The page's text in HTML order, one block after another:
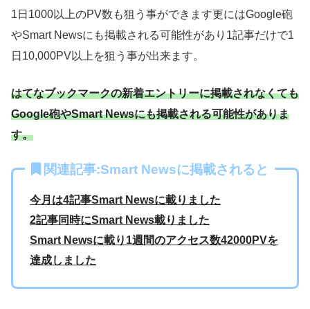
1日1000以上のPV数も狙う事ができます更にはGoogle砲
やSmart Newsにも掲載される可能性があり1記事だけで1
日10,000PV以上を狙う事が出来ます。
はてなブックマークの新着エントリーに掲載されなくても
Google砲やSmart Newsにも掲載される可能性がありま
す。
関連記事:Smart Newsに掲載されると
今月は4記事Smart Newsに載りました
2記事同時にSmart News載りました
Smart Newsに載り1週間のアクセス数42000PVを
達成しました